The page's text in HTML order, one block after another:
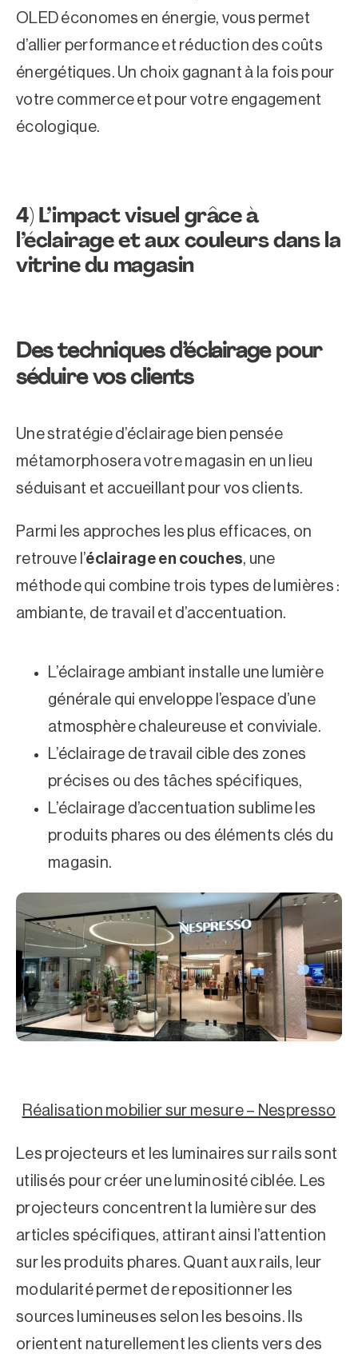
OLED économes en énergie, vous permet
d’allier performance et réduction des coûts
énergétiques. Un choix gagnant à la fois pour
votre commerce et pour votre engagement
écologique.
4) L’impact visuel grâce à
l’éclairage et aux couleurs dans la
vitrine du magasin
Des techniques d’éclairage pour
séduire vos clients
Une stratégie d’éclairage bien pensée
métamorphosera votre magasin en un lieu
séduisant et accueillant pour vos clients.
Parmi les approches les plus efficaces, on
retrouve l’éclairage en couches, une
méthode qui combine trois types de lumières :
ambiante, de travail et d’accentuation.
L’éclairage ambiant installe une lumière
générale qui enveloppe l’espace d’une
atmosphère chaleureuse et conviviale.
L’éclairage de travail cible des zones
précises ou des tâches spécifiques,
L’éclairage d’accentuation sublime les
produits phares ou des éléments clés du
magasin.
Réalisation mobilier sur mesure – Nespresso
Les projecteurs et les luminaires sur rails sont
utilisés pour créer une luminosité ciblée. Les
projecteurs concentrent la lumière sur des
articles spécifiques, attirant ainsi l’attention
sur les produits phares. Quant aux rails, leur
modularité permet de repositionner les
sources lumineuses selon les besoins. Ils
orientent naturellement les clients vers des